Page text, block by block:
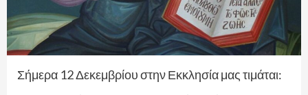
Σήμερα 12 Δεκεμβρίου στην Εκκλησία μας τιμάται: